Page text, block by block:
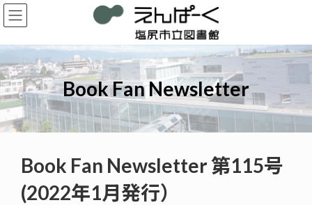
コ
ン
ン
ツ
へ
ス
キ
ッ
プ
ナ
ビ
ー
シ
ョ
ン
に
移
動
Book Fan Newsletter
Book Fan Newsletter 第115号
(2022年1月発行）